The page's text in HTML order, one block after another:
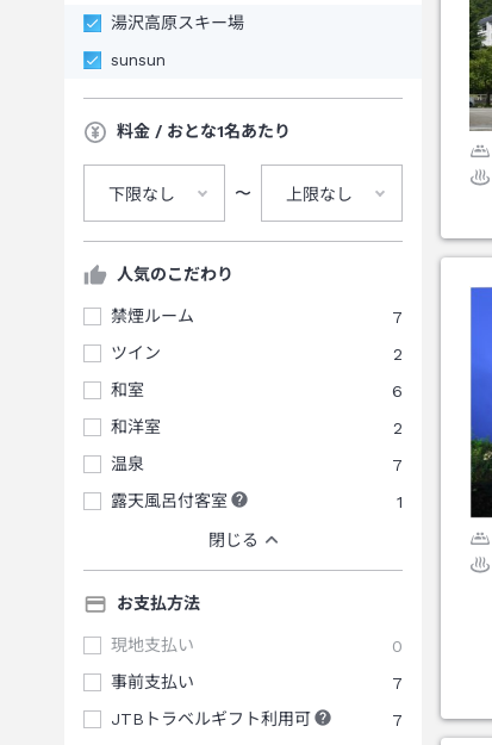
湯沢高原スキー場
sunsun
料金 / おとな1名あたり
下限なし 〜 上限なし
人気のこだわり
禁煙ルーム
7
ツイン
2
和室
6
和洋室
2
温泉
7
露天風呂付客室
1
閉じる
お支払方法
現地支払い
0
事前支払い
7
JTBトラベルギフト利用可
7